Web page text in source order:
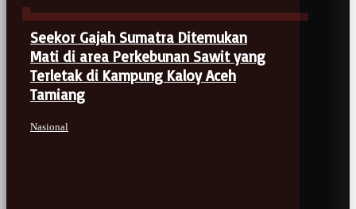
Seekor Gajah Sumatra Ditemukan
Mati di area Perkebunan Sawit yang
Terletak di Kampung Kaloy Aceh
Tamiang
Nasional